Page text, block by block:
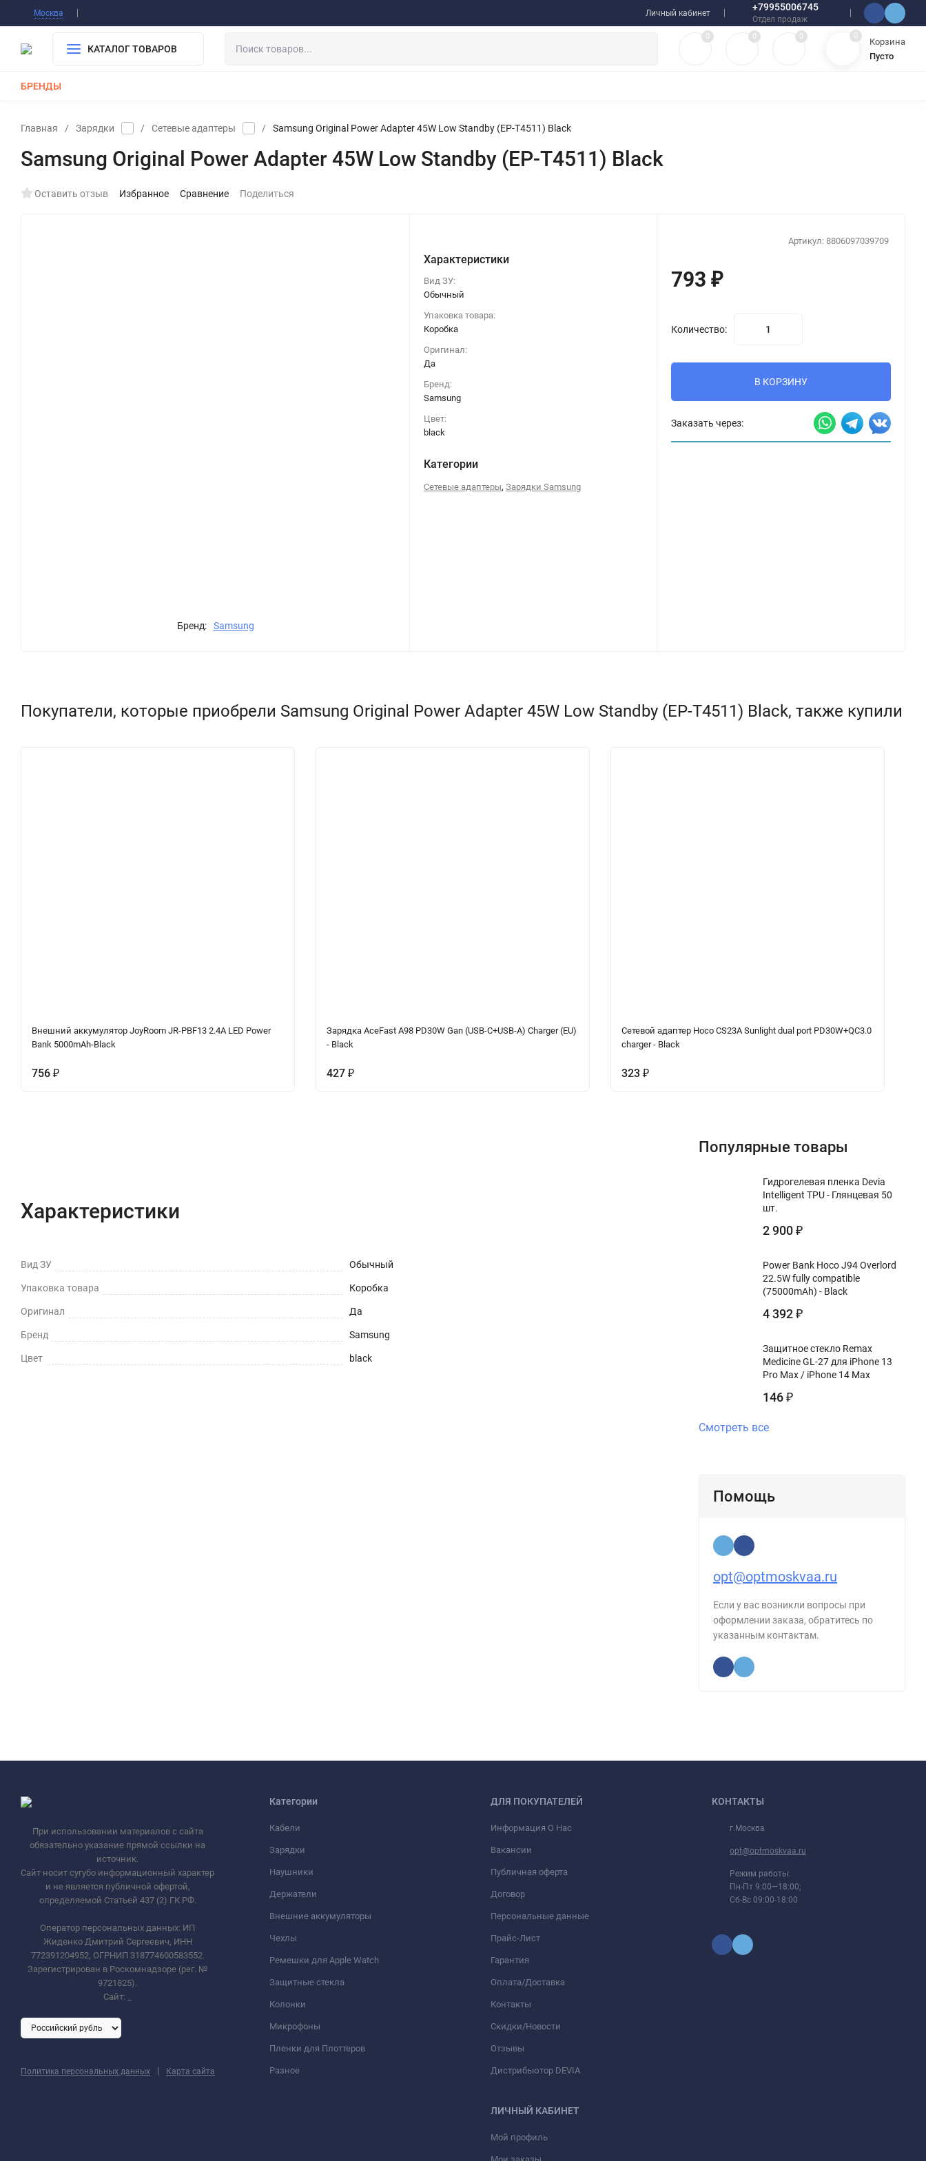
Москва Личный кабинет
+79955006745
Отдел продаж
КАТАЛОГ ТОВАРОВ
0 0 0 0
Корзина
Пусто
БРЕНДЫ
Главная / Зарядки / Сетевые адаптеры / Samsung Original Power Adapter 45W Low Standby (EP-T4511) Black
Samsung Original Power Adapter 45W Low Standby (EP-T4511) Black
Оставить отзыв Избранное Сравнение Поделиться
Бренд: Samsung
Характеристики
Вид ЗУ:
Обычный
Упаковка товара:
Коробка
Оригинал:
Да
Бренд:
Samsung
Цвет:
black
Категории
Сетевые адаптеры,Зарядки Samsung
Артикул: 8806097039709
793₽
Количество:
В КОРЗИНУ
Заказать через:
Покупатели, которые приобрели Samsung Original Power Adapter 45W Low Standby (EP-T4511) Black, также купили
Внешний аккумулятор JoyRoom JR-PBF13 2.4A LED Power
Bank 5000mAh-Black
756 ₽
Зарядка AceFast A98 PD30W Gan (USB-C+USB-A) Charger (EU)
- Black
427 ₽
Сетевой адаптер Hoco CS23A Sunlight dual port PD30W+QC3.0
charger - Black
323 ₽
Характеристики
Вид ЗУ Обычный
Упаковка товара Коробка
Оригинал Да
Бренд Samsung
Цвет black
Популярные товары
Гидрогелевая пленка Devia
Intelligent TPU - Глянцевая 50
шт.
2 900 ₽
Power Bank Hoco J94 Overlord
22.5W fully compatible
(75000mAh) - Black
4 392 ₽
Защитное стекло Remax
Medicine GL-27 для iPhone 13
Pro Max / iPhone 14 Max
146 ₽
Смотреть все
Помощь
opt@optmoskvaa.ru
Если у вас возникли вопросы при
оформлении заказа, обратитесь по
указанным контактам.
При использовании материалов с сайта
обязательно указание прямой ссылки на
источник.
Сайт носит сугубо информационный характер
и не является публичной офертой,
определяемой Статьей 437 (2) ГК РФ.
Оператор персональных данных: ИП
Жиденко Дмитрий Сергеевич, ИНН
772391204952, ОГРНИП 318774600583552.
Зарегистрирован в Роскомнадзоре (рег. №
9721825).
Сайт:
Политика персональных данных | Карта сайта
Категории
Кабели
Зарядки
Наушники
Держатели
Внешние аккумуляторы
Чехлы
Ремешки для Apple Watch
Защитные стекла
Колонки
Микрофоны
Пленки для Плоттеров
Разное
ДЛЯ ПОКУПАТЕЛЕЙ
Информация О Нас
Вакансии
Публичная оферта
Договор
Персональные данные
Прайс-Лист
Гарантия
Оплата/Доставка
Контакты
Скидки/Новости
Отзывы
Дистрибьютор DEVIA
ЛИЧНЫЙ КАБИНЕТ
Мой профиль
КОНТАКТЫ
г.Москва
opt@optmoskvaa.ru
Режим работы:
Пн-Пт 9:00—18:00;
Сб-Вс 09:00-18:00